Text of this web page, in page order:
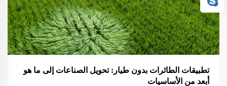
تطبيقات الطائرات بدون طيار: تحويل الصناعات إلى ما هو
أبعد من الأساسيات